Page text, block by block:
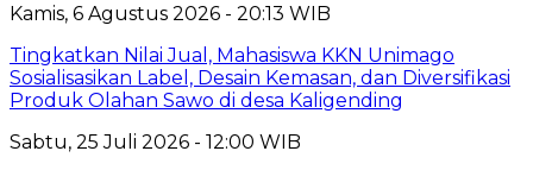
Kamis, 6 Agustus 2026 - 20:13 WIB
Tingkatkan Nilai Jual, Mahasiswa KKN Unimago
Sosialisasikan Label, Desain Kemasan, dan Diversifikasi
Produk Olahan Sawo di desa Kaligending
Sabtu, 25 Juli 2026 - 12:00 WIB